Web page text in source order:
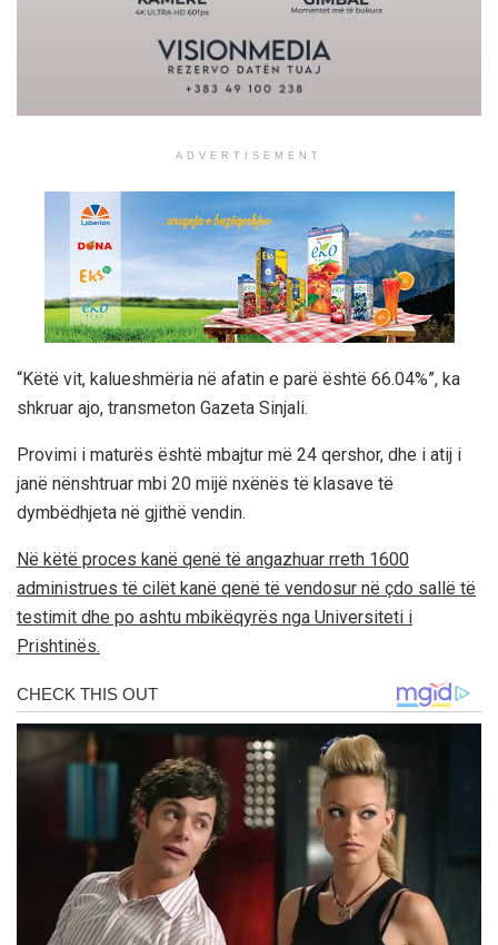
ADVERTISEMENT
“Këtë vit, kalueshmëria në afatin e parë është 66.04%”, ka
shkruar ajo, transmeton Gazeta Sinjali.
Provimi i maturës është mbajtur më 24 qershor, dhe i atij i
janë nënshtruar mbi 20 mijë nxënës të klasave të
dymbëdhjeta në gjithë vendin.
Në këtë proces kanë qenë të angazhuar rreth 1600
administrues të cilët kanë qenë të vendosur në çdo sallë të
testimit dhe po ashtu mbikëqyrës nga Universiteti i
Prishtinës.